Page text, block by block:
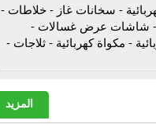
- سخانات غاز - خلاطات -
- شاشات عرض غسالات -
- مكواة كهربائية - ثلاجات -
المزيد